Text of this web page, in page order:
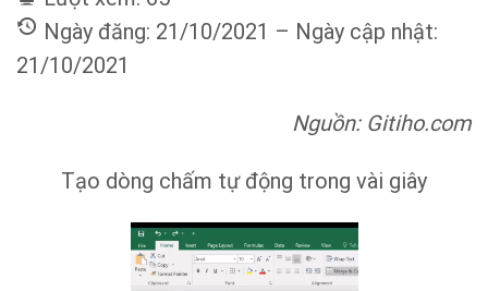
Ngày đăng: 21/10/2021 – Ngày cập nhật:
21/10/2021
Nguồn: Gitiho.com
Tạo dòng chấm tự động trong vài giây
Trình
chơi